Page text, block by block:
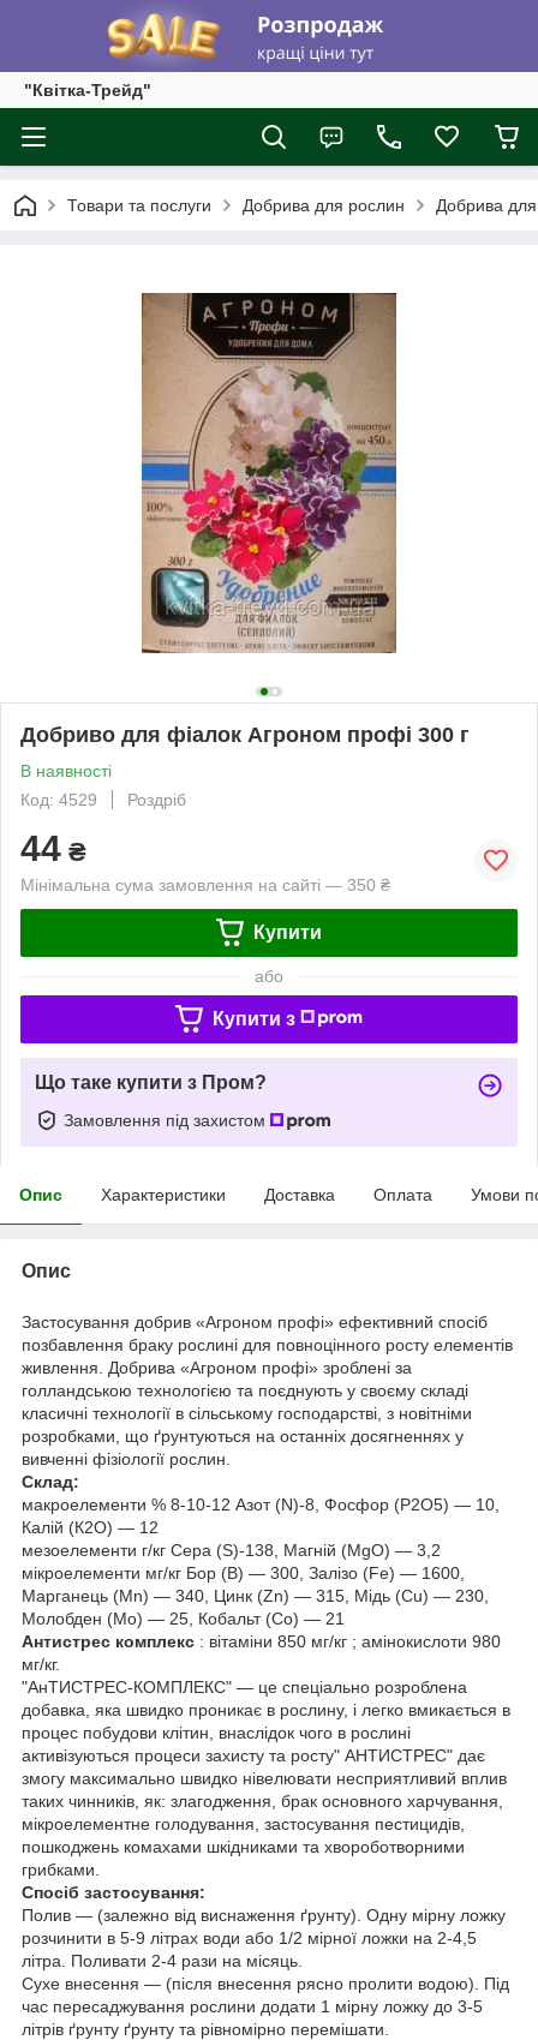
"Квітка-Трейд"
Товари та послуги Добрива для рослин Добрива для
Добриво для фіалок Агроном профі 300 г
В наявності
Код: 4529
Роздріб
44 ₴
Мінімальна сума замовлення на сайті — 350 ₴
Купити
або
Купити з
Що таке купити з Пром?
Замовлення під захистом
Опис Характеристики Доставка Оплата Умови
Опис
Застосування добрив «Агроном профі» ефективний спосіб
позбавлення браку рослині для повноцінного росту елементів
живлення. Добрива «Агроном профі» зроблені за
голландською технологією та поєднують у своєму складі
класичні технології в сільському господарстві, з новітніми
розробками, що ґрунтуються на останніх досягненнях у
вивченні фізіології рослин.
Склад:
макроелементи % 8-10-12 Азот (N)-8, Фосфор (Р2О5) — 10,
Калій (К2О) — 12
мезоелементи г/кг Сера (S)-138, Магній (MgO) — 3,2
мікроелементи мг/кг Бор (В) — 300, Залізо (Fe) — 1600,
Марганець (Mn) — 340, Цинк (Zn) — 315, Мідь (Cu) — 230,
Молобден (Мо) — 25, Кобальт (Со) — 21
Антистрес комплекс : вітаміни 850 мг/кг ; амінокислоти 980
мг/кг.
"АнТИСТРЕС-КОМПЛЕКС" — це спеціально розроблена
добавка, яка швидко проникає в рослину, і легко вмикається в
процес побудови клітин, внаслідок чого в рослині
активізуються процеси захисту та росту" АНТИСТРЕС" дає
змогу максимально швидко нівелювати несприятливий вплив
таких чинників, як: злагодження, брак основного харчування,
мікроелементне голодування, застосування пестицидів,
пошкоджень комахами шкідниками та хвороботворними
грибками.
Спосіб застосування:
Полив — (залежно від виснаження ґрунту). Одну мірну ложку
розчинити в 5-9 літрах води або 1/2 мірної ложки на 2-4,5
літра. Поливати 2-4 рази на місяць.
Сухе внесення — (після внесення рясно пролити водою). Під
час пересаджування рослини додати 1 мірну ложку до 3-5
літрів ґрунту ґрунту та рівномірно перемішати.